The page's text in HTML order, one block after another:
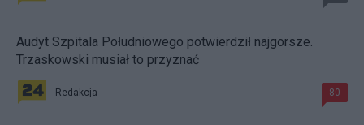
Audyt Szpitala Południowego potwierdził najgorsze.
Trzaskowski musiał to przyznać
Redakcja 80